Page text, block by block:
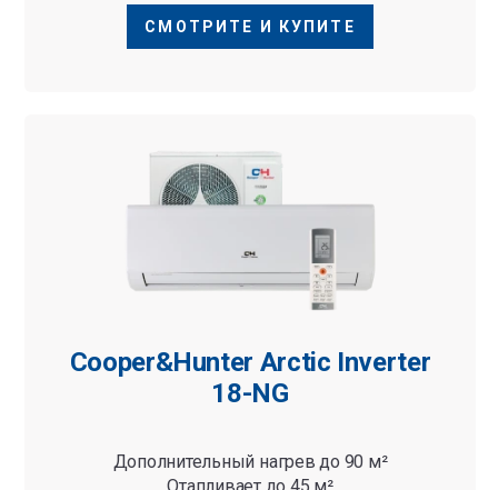
СМОТРИТЕ И КУПИТЕ
Cooper&Hunter Arctic Inverter
18-NG
Дополнительный нагрев до 90 м²